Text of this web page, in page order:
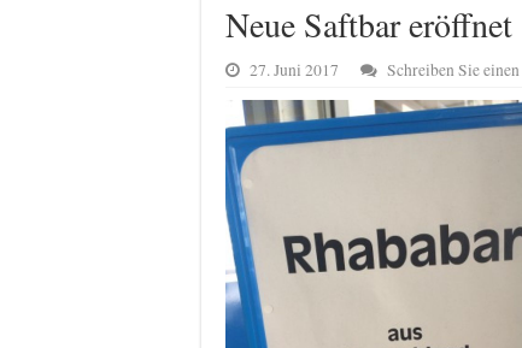
Neue Saftbar eröffnet
27. Juni 2017 Schreiben Sie